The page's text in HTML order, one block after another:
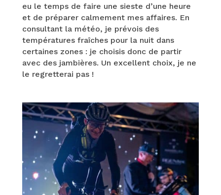
eu le temps de faire une sieste d’une heure
et de préparer calmement mes affaires. En
consultant la météo, je prévois des
températures fraîches pour la nuit dans
certaines zones : je choisis donc de partir
avec des jambières. Un excellent choix, je ne
le regretterai pas !